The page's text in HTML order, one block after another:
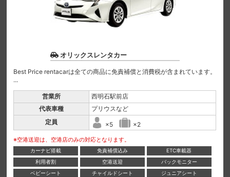
オリックスレンタカー
Best Price rentacarは全ての商品に免責補償と消費税が含まれています。
...
営業所
西明石駅前店
代表車種
プリウスなど
定員
×5 ×2
※空港送迎は、空港店のみの対応となります。
カーナビ搭載 免責補償込み
ETC車載器
利用者割
空港送迎
バックモニター
ベビーシート
チャイルドシート
ジュニアシート